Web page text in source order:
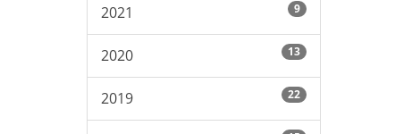
2021 9
2020 13
2019 22